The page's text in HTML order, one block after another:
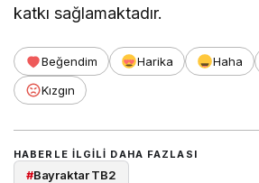
katkı sağlamaktadır.
Beğendim Harika Haha
Kızgın
HABERLE ILGILI DAHA FAZLASI
#Bayraktar TB2